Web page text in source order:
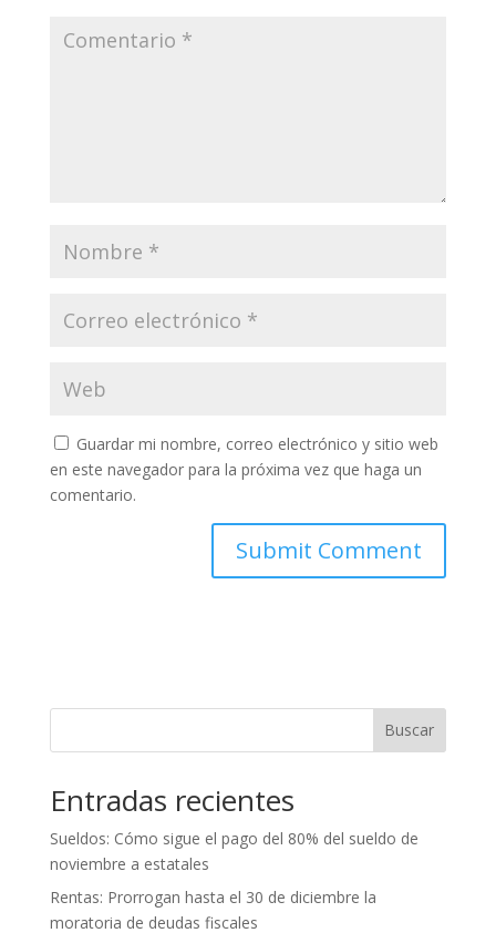
Guardar mi nombre, correo electrónico y sitio web
en este navegador para la próxima vez que haga un
comentario.
Buscar
Entradas recientes
Sueldos: Cómo sigue el pago del 80% del sueldo de
noviembre a estatales
Rentas: Prorrogan hasta el 30 de diciembre la
moratoria de deudas fiscales